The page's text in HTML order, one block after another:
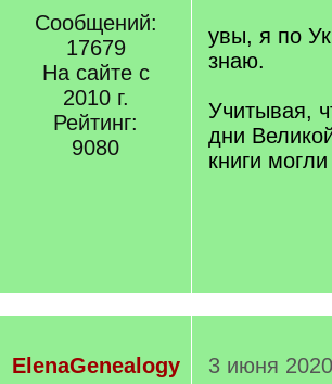
Сообщений:
17679
На сайте с
2010 г.
Рейтинг:
9080
q
]
увы, я по
знаю.
Учитывая,
дни
книги
ElenaGenealogy 3 июня